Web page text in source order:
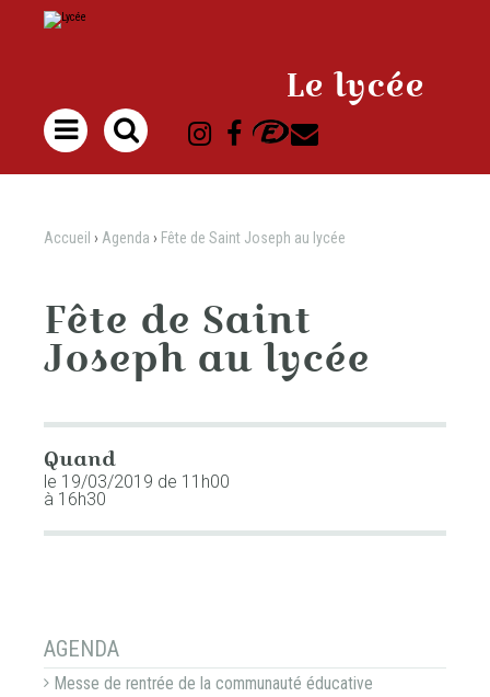
au
contenu.
personnels
Le lycée

Accueil › Agenda › Fête de Saint Joseph au lycée
Fête de Saint
Joseph au lycée
Quand
le 19/03/2019 de 11h00
à 16h30
NAVIGATION
AGENDA
Messe de rentrée de la communauté éducative